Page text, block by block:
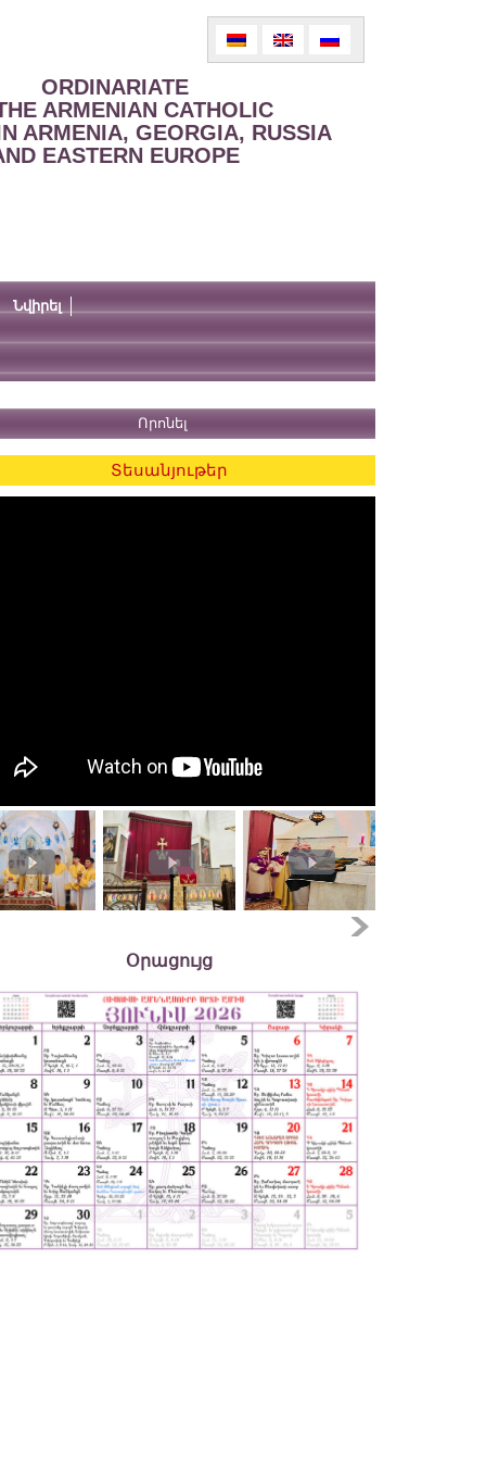
ORDINARIATE
ARMENIAN CATHOLIC
ARMENIA, GEORGIA, RUSSIA
EASTERN EUROPE
Նվիրել
Տեսանյութեր
Օրացույց